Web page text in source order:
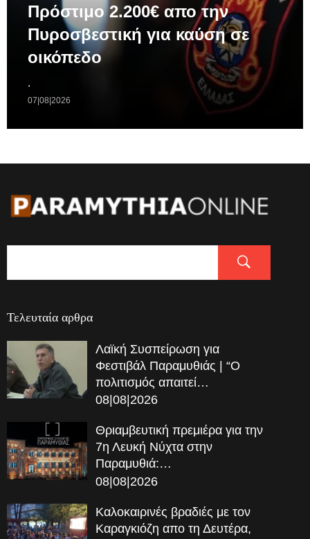
Πρόστιμο 2.200€ απο την
Πυροσβεστική για καύση σε
οικόπεδο
.
07|08|2026
Τελευταία αρθρα
Λαϊκή Συσπείρωση για
Φεστιβάλ Παραμυθιάς | “Ο
πολιτισμός απαιτεί…
08|08|2026
Θριαμβευτική πρεμιέρα για την
7η Λευκή Νύχτα στην
Παραμυθιά:…
08|08|2026
Καλοκαιρινές βραδιές με τον
Καραγκιόζη απο τη Δευτέρα,